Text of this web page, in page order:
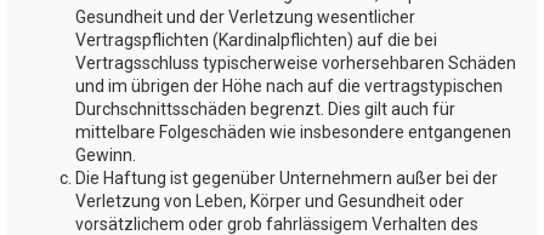
Gesundheit und der Verletzung wesentlicher
Vertragspflichten (Kardinalpflichten) auf die bei
Vertragsschluss typischerweise vorhersehbaren Schäden
und im übrigen der Höhe nach auf die vertragstypischen
Durchschnittsschäden begrenzt. Dies gilt auch für
mittelbare Folgeschäden wie insbesondere entgangenen
Gewinn.
Die Haftung ist gegenüber Unternehmern außer bei der
Verletzung von Leben, Körper und Gesundheit oder
vorsätzlichem oder grob fahrlässigem Verhalten des